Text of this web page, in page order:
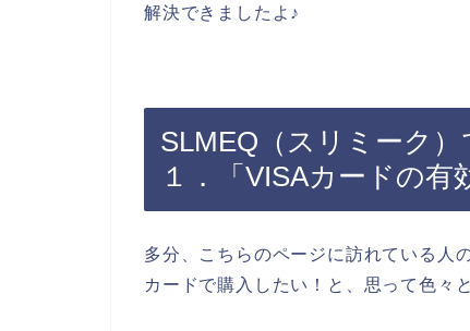
解決できましたよ♪
SLMEQ（スリミーク
１．「VISAカードの有
多分、こちらのページに訪れている人
カードで購入したい！と、思って色々